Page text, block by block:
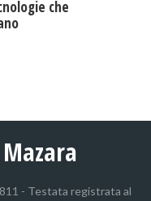
che
- Testata registrata al